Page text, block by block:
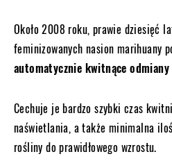
Około 2008 roku, prawie dziesięć
feminizowanych nasion marihuany
automatycznie kwitnące odmiany
Cechuje je bardzo szybki czas
naświetlania, a także minimalna
rośliny do prawidłowego wzrostu.